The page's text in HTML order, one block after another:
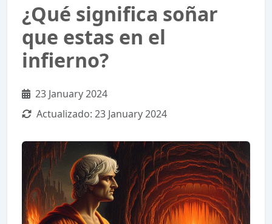
¿Qué significa soñar
que estas en el
infierno?
23 January 2024
Actualizado: 23 January 2024